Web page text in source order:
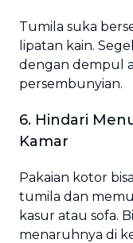
Tumila suka
lipatan kain.
dengan dempul
persembunyian.
6. Hindari
Kamar
Pakaian kotor
tumila dan
kasur atau sofa.
menaruhnya di